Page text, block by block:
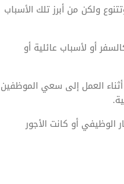
ولكن من أبرز تلك الأسباب
أو لأسباب عائلية أو
العمل إلى سعي الموظفين
أو كانت الأجور